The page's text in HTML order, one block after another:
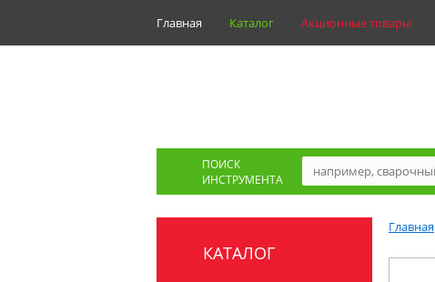
Главная Каталог Акционные товары
ПОИСК
ИНСТРУМЕНТА
КАТАЛОГ
Главная